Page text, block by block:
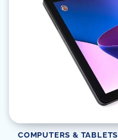
COMPUTERS & TABLETS